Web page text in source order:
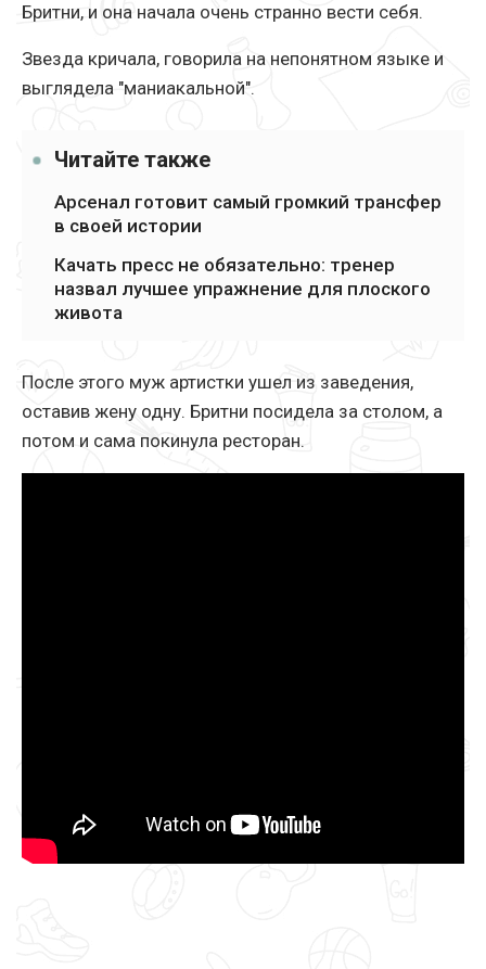
Бритни, и она начала очень странно вести себя.
Звезда кричала, говорила на непонятном языке и
выглядела "маниакальной".
Читайте также
Арсенал готовит самый громкий трансфер
в своей истории
Качать пресс не обязательно: тренер
назвал лучшее упражнение для плоского
живота
После этого муж артистки ушел из заведения,
оставив жену одну. Бритни посидела за столом, а
потом и сама покинула ресторан.